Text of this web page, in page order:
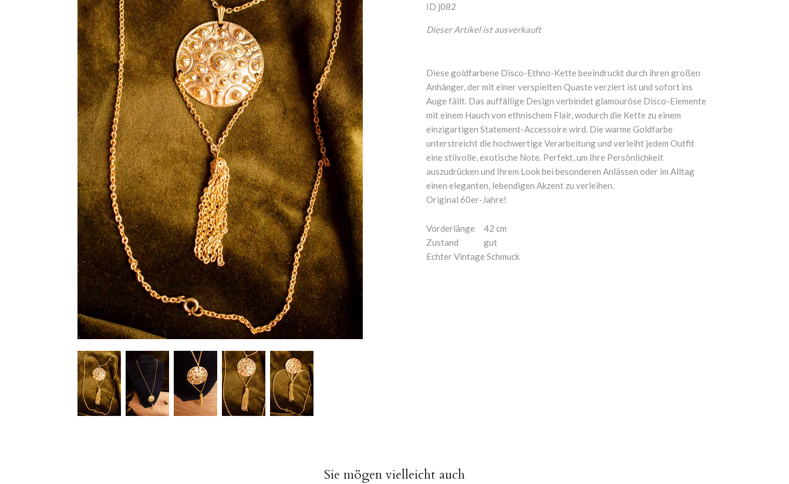
ID j082
Dieser Artikel ist ausverkauft
Diese goldfarbene Disco-Ethno-Kette beeindruckt durch ihren großen
Anhänger, der mit einer verspielten Quaste verziert ist und sofort ins
Auge fällt. Das auffällige Design verbindet glamouröse Disco-Elemente
mit einem Hauch von ethnischem Flair, wodurch die Kette zu einem
einzigartigen Statement-Accessoire wird. Die warme Goldfarbe
unterstreicht die hochwertige Verarbeitung und verleiht jedem Outfit
eine stilvolle, exotische Note. Perfekt, um Ihre Persönlichkeit
auszudrücken und Ihrem Look bei besonderen Anlässen oder im Alltag
einen eleganten, lebendigen Akzent zu verleihen.
Original 60er-Jahre!
Vorderlänge
Zustand
42 cm
gut
Echter Vintage Schmuck
Sie mögen vielleicht auch